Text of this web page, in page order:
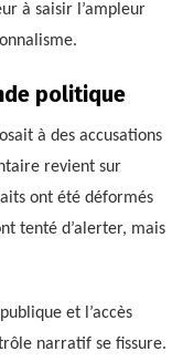
à saisir l’ampleur
politique
à des accusations
revient sur
ont été déformés
tenté d’alerter, mais
et l’accès
narratif se fissure.